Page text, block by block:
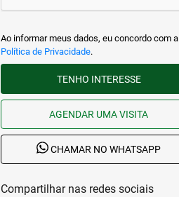
Ao informar meus dados, eu concordo com a
Política de Privacidade.
TENHO INTERESSE
AGENDAR UMA VISITA
CHAMAR NO WHATSAPP
Compartilhar nas redes sociais